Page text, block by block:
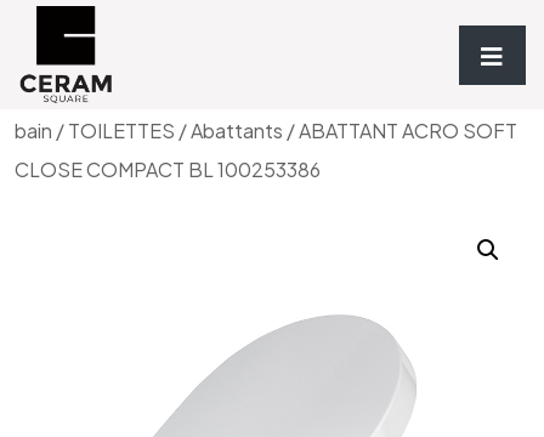
Accueil/Sanitaires & Meubles de
bain /TOILETTES /Abattants / ABATTANT ACRO SOFT
CLOSE COMPACT BL 100253386